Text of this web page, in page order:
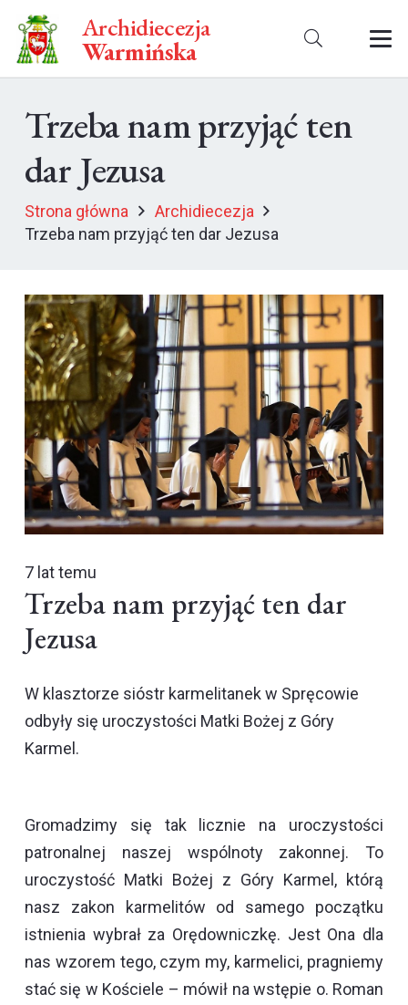
Archidiecezja
Warmińska
Trzeba nam przyjąć ten
dar Jezusa
Strona główna
Archidiecezja
Trzeba nam przyjąć ten dar Jezusa
7 lat temu
Trzeba nam przyjąć ten dar
Jezusa
W klasztorze sióstr karmelitanek w Spręcowie
odbyły się uroczystości Matki Bożej z Góry
Karmel.
Gromadzimy się tak licznie na uroczystości
patronalnej naszej wspólnoty zakonnej. To
uroczystość Matki Bożej z Góry Karmel, którą
nasz zakon karmelitów od samego początku
istnienia wybrał za Orędowniczkę. Jest Ona dla
nas wzorem tego, czym my, karmelici, pragniemy
stać się w Kościele – mówił na wstępie o. Roman